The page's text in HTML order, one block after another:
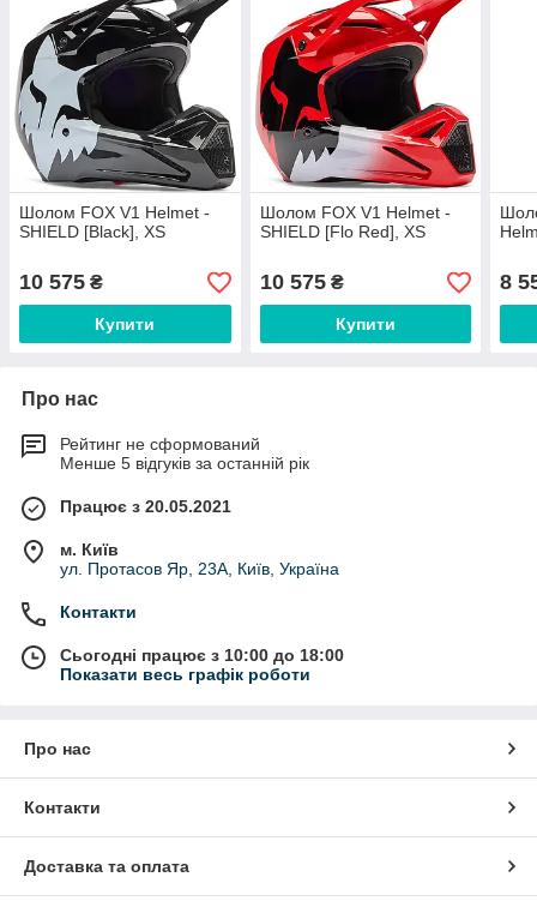
Шолом FOX V1 Helmet -
SHIELD [Black], XS
10 575 ₴
Купити
Шолом FOX V1 Helmet -
SHIELD [Flo Red], XS
10 575₴
Купити
8
Про нас
Рейтинг не сформований
Менше 5 відгуків за останній рік
Працює з 20.05.2021
м. Київ
ул. Протасов Яр, 23А, Київ, Україна
Контакти
Сьогодні працює з 10:00 до 18:00
Показати весь графік роботи
Про нас
Контакти
Доставка та оплата